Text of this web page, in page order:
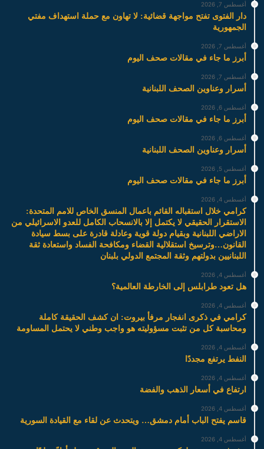
أغسطس 7, 2026
دار الفتوى تفتح مواجهة قضائية: لا تهاون مع حملة استهداف مفتي
الجمهورية
أغسطس 7, 2026
أبرز ما جاء في مقالات صحف اليوم
أغسطس 7, 2026
أسرار وعناوين الصحف اللبنانية
أغسطس 6, 2026
أبرز ما جاء في مقالات صحف اليوم
أغسطس 6, 2026
أسرار وعناوين الصحف اللبنانية
أغسطس 5, 2026
أبرز ما جاء في مقالات صحف اليوم
أغسطس 4, 2026
كرامي خلال استقباله القائم باعمال المنسق الخاص للامم المتحدة:
الاستقرار الحقيقي لا يكتمل إلا بالانسحاب الكامل للعدو الاسرائيلي من
الاراضي اللبنانية وبقيام دولة قوية وعادلة قادرة على بسط سيادة
القانون…وترسيخ استقلالية القضاء ومكافحة الفساد واستعادة ثقة
اللبنانيين بدولتهم وثقة المجتمع الدولي بلبنان
أغسطس 4, 2026
هل تعود طرابلس إلى الخارطة العالمية؟
أغسطس 4, 2026
كرامي في ذكرى انفجار مرفأ بيروت: ان كشف الحقيقة كاملة
ومحاسبة كل من تثبت مسؤوليته هو واجب وطني لا يحتمل المساومة
أغسطس 4, 2026
النفط يرتفع مجددًا
أغسطس 4, 2026
ارتفاع في أسعار الذهب والفضة
أغسطس 4, 2026
قاسم يفتح الباب أمام دمشق… ويتحدث عن لقاء مع القيادة السورية
أغسطس 4, 2026